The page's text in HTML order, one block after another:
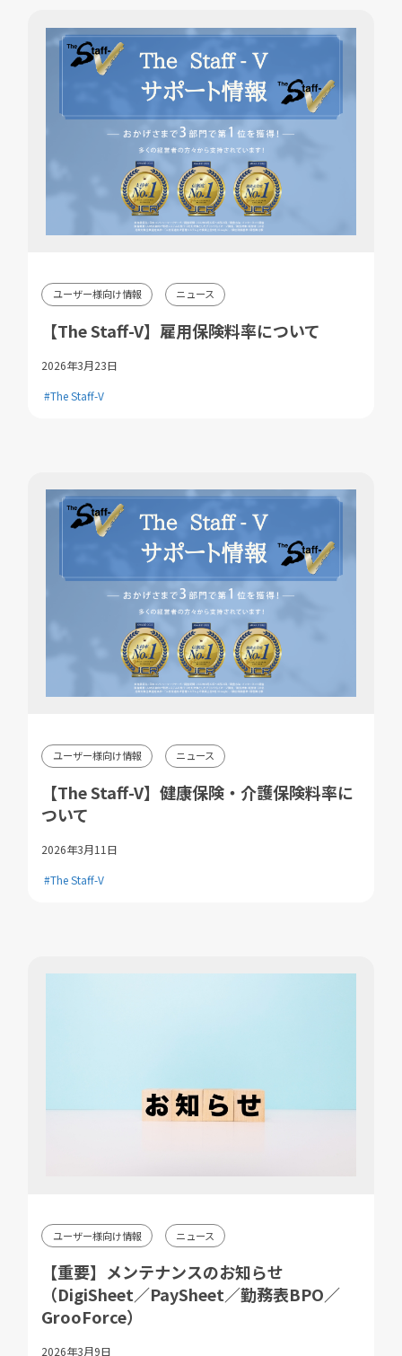
ユーザー様向け情報 ニュース
【The Staff-V】雇用保険料率について
2026年3月23日
#The Staff-V
ユーザー様向け情報 ニュース
【The Staff-V】健康保険・介護保険料率に
ついて
2026年3月11日
#The Staff-V
ユーザー様向け情報 ニュース
【重要】メンテナンスのお知らせ
（DigiSheet／PaySheet／勤務表BPO／
GrooForce）
2026年3月9日